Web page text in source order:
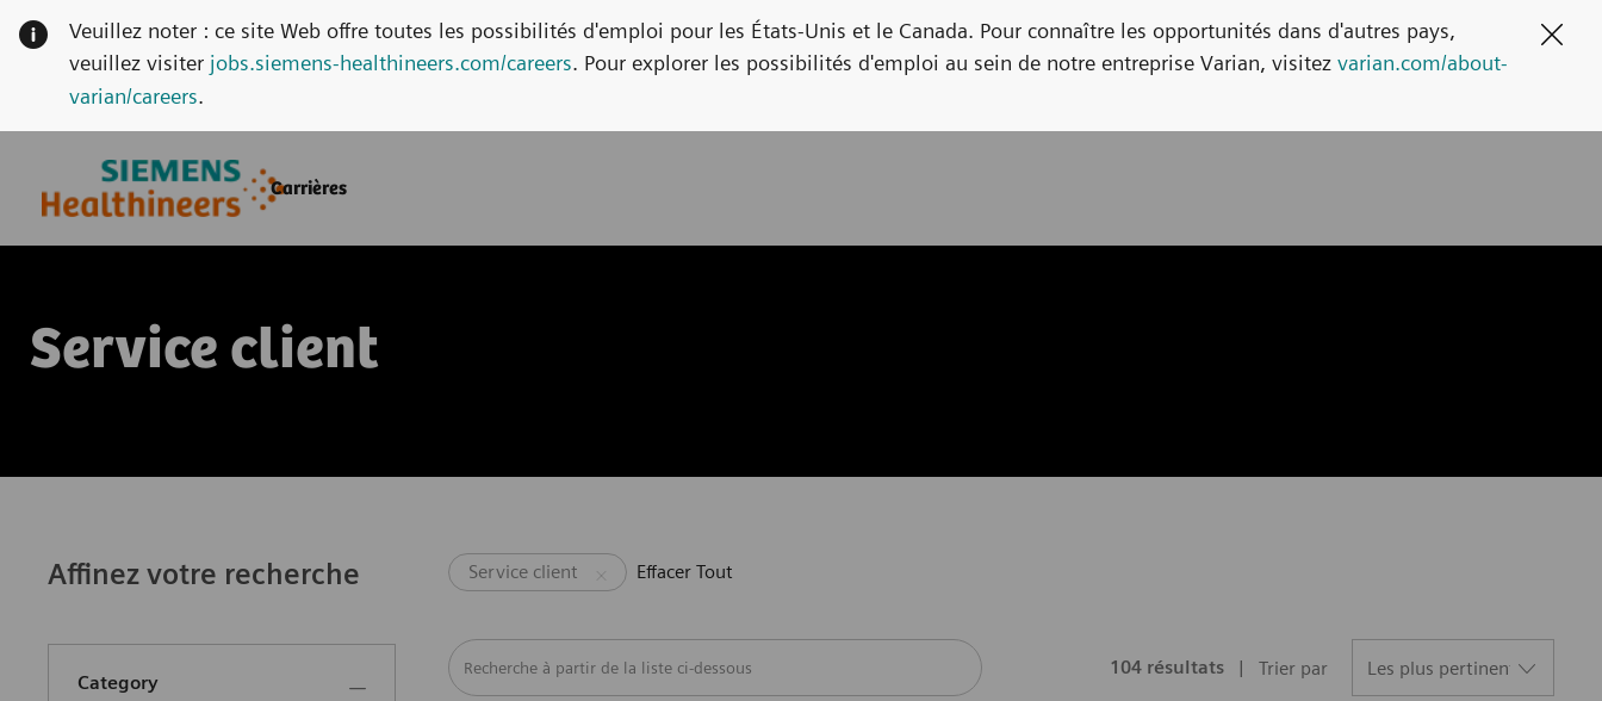
Carrières
Veuillez noter : ce site Web offre toutes les possibilités d'emploi pour les États-Unis et le Canada. Pour connaître les opportunités dans d'autres pays,
veuillez visiter jobs.siemens-healthineers.com/careers. Pour explorer les possibilités d'emploi au sein de notre entreprise Varian, visitez varian.com/about-
varian/careers.
Service client
Affinez votre recherche
Category
Service client Effacer Tout
Recherche à partir de la liste ci-dessous
104 résultats Trier par